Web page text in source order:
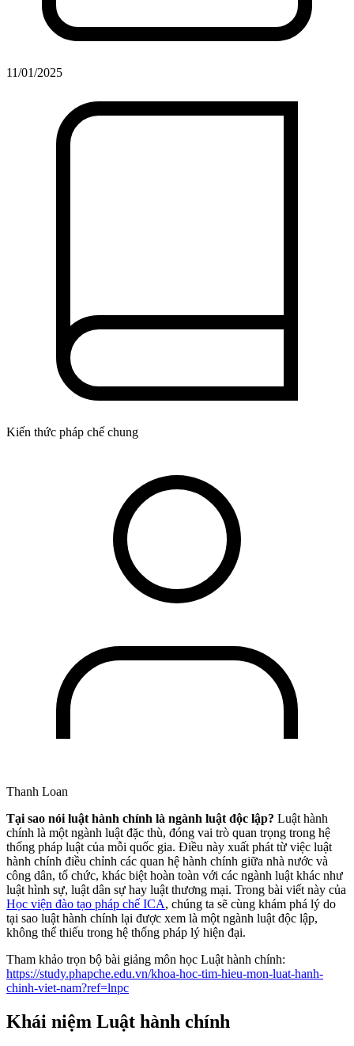
11/01/2025
Kiến thức pháp chế chung
Thanh Loan
Tại sao nói luật hành chính là ngành luật độc lập? Luật hành
chính là một ngành luật đặc thù, đóng vai trò quan trọng trong hệ
thống pháp luật của mỗi quốc gia. Điều này xuất phát từ việc luật
hành chính điều chỉnh các quan hệ hành chính giữa nhà nước và
công dân, tổ chức, khác biệt hoàn toàn với các ngành luật khác như
luật hình sự, luật dân sự hay luật thương mại. Trong bài viết này của
Học viện đào tạo pháp chế ICA, chúng ta sẽ cùng khám phá lý do
tại sao luật hành chính lại được xem là một ngành luật độc lập,
không thể thiếu trong hệ thống pháp lý hiện đại.
Tham khảo trọn bộ bài giảng môn học Luật hành chính:
https://study.phapche.edu.vn/khoa-hoc-tim-hieu-mon-luat-hanh-
chinh-viet-nam?ref=lnpc
Khái niệm Luật hành chính